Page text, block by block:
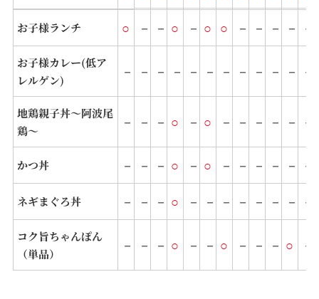
お子様ランチ ○ － － ○ － ○ ○ － － － － －
お子様カレー(低ア
レルゲン)
－ － － － － － － － － － － －
地鶏親子丼～阿波尾
鶏～
－ － － ○ － ○ － － － － － －
かつ丼 － － － ○ － ○ － － － － － －
ネギまぐろ丼 － － － ○ － － － － － － － －
コク旨ちゃんぽん
（単品）
－ － － ○ － － ○ － － － ○ －